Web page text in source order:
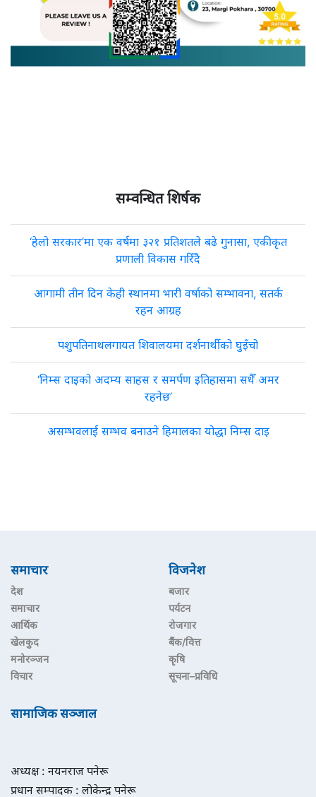
सम्वन्धित शिर्षक
‘हेलो सरकार’मा एक वर्षमा ३२१ प्रतिशतले बढे गुनासा, एकीकृत
प्रणाली विकास गरिँदै
आगामी तीन दिन केही स्थानमा भारी वर्षाको सम्भावना, सतर्क
रहन आग्रह
पशुपतिनाथलगायत शिवालयमा दर्शनार्थीको घुइँचो
‘निम्स दाइको अदम्य साहस र समर्पण इतिहासमा सधैँ अमर
रहनेछ’
असम्भवलाई सम्भव बनाउने हिमालका योद्धा निम्स दाइ
समाचार
देश
समाचार
आर्थिक
खेलकुद
मनोरञ्जन
विचार
विजनेश
बजार
पर्यटन
रोजगार
बैंक/वित्त
कृषि
सूचना–प्रविधि
सामाजिक सञ्जाल
अध्यक्ष : नयनराज पनेरू
प्रधान सम्पादक : लोकेन्द्र पनेरू